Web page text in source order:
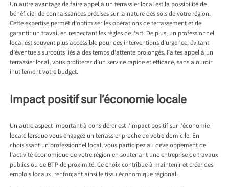
Un autre avantage de faire appel à un terrassier local est la possibilité de
bénéficier de connaissances précises sur la nature des sols de votre région.
Cette expertise permet d’optimiser les opérations de terrassement et de
garantir un travail en respectant les règles de l’art. De plus, un professionnel
local est souvent plus accessible pour des interventions d’urgence, évitant
d’éventuels surcoûts liés à des temps d’attente prolongés. Faites appel à un
terrassier local, vous profiterez d’un service rapide et efficace, sans alourdir
inutilement votre budget.
Impact positif sur l’économie locale
Un autre aspect important à considérer est l’impact positif sur l’économie
locale lorsque vous engagez un terrassier proche de votre domicile. En
choisissant un professionnel local, vous participez au développement de
l’activité économique de votre région en soutenant une entreprise de travaux
publics ou de BTP de proximité. Ce choix contribue à maintenir et créer des
emplois locaux, renforçant ainsi le tissu économique régional.